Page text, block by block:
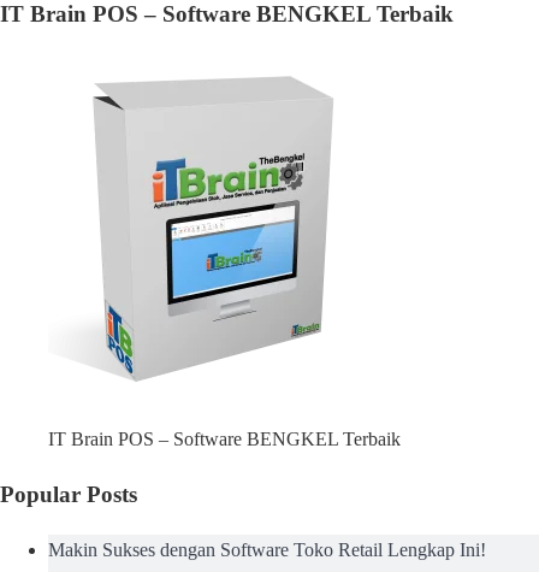
IT Brain POS – Software BENGKEL Terbaik
IT Brain POS – Software BENGKEL Terbaik
Popular Posts
Makin Sukses dengan Software Toko Retail Lengkap Ini!